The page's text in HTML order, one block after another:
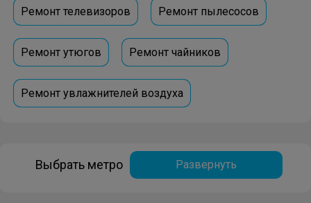
Ремонт телевизоров Ремонт пылесосов
Ремонт утюгов Ремонт чайников
Ремонт увлажнителей воздуха
Ремонт акустических систем
Выбрать метро Развернуть